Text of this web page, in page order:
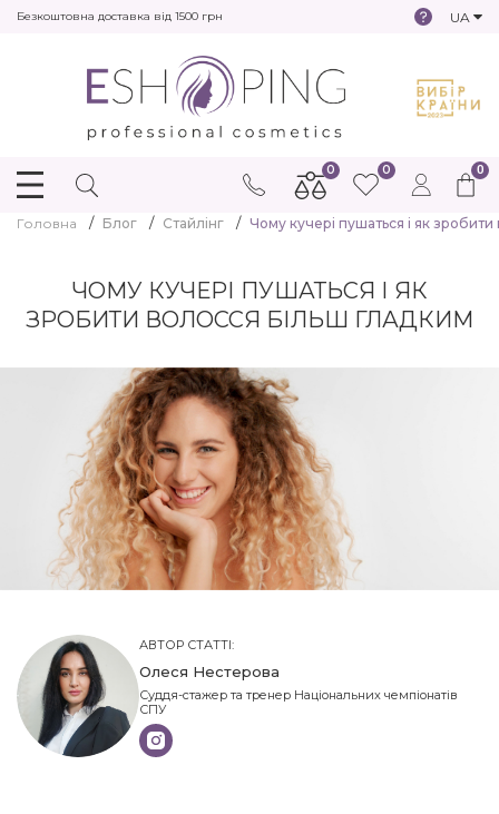
Безкоштовна доставка від 1500 грн UA
0
0 0
Головна Блог Стайлінг Чому кучері пушаться і як
ЧОМУ КУЧЕРІ ПУШАТЬСЯ І ЯК
ЗРОБИТИ ВОЛОССЯ БІЛЬШ ГЛАДКИМ
АВТОР СТАТТІ:
Олеся Нестерова
Суддя-стажер та тренер Національних чемпіонатів
СПУ